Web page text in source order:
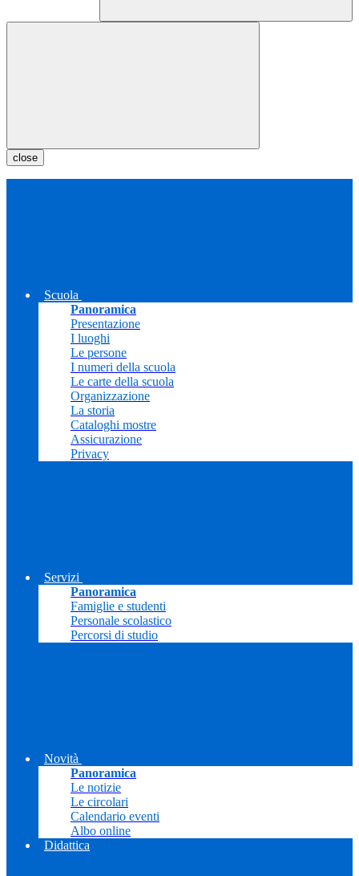
close
Scuola
Panoramica
Presentazione
I luoghi
Le persone
I numeri della scuola
Le carte della scuola
Organizzazione
La storia
Cataloghi mostre
Assicurazione
Privacy
Servizi
Panoramica
Famiglie e studenti
Personale scolastico
Percorsi di studio
Novità
Panoramica
Le notizie
Le circolari
Calendario eventi
Albo online
Didattica